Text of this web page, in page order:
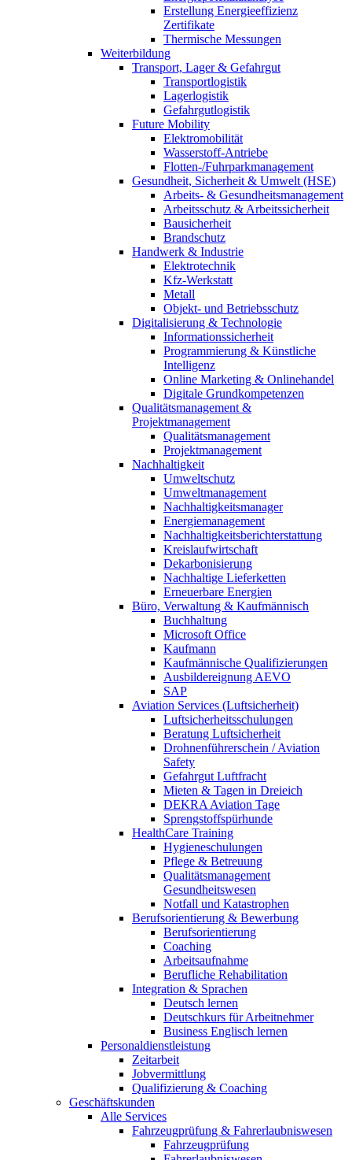
Erstellung Energieeffizienz
Zertifikate
Thermische Messungen
Weiterbildung
Transport, Lager & Gefahrgut
Transportlogistik
Lagerlogistik
Gefahrgutlogistik
Future Mobility
Elektromobilität
Wasserstoff-Antriebe
Flotten-/Fuhrparkmanagement
Gesundheit, Sicherheit & Umwelt (HSE)
Arbeits- & Gesundheitsmanagement
Arbeitsschutz & Arbeitssicherheit
Bausicherheit
Brandschutz
Handwerk & Industrie
Elektrotechnik
Kfz-Werkstatt
Metall
Objekt- und Betriebsschutz
Digitalisierung & Technologie
Informationssicherheit
Programmierung & Künstliche
Intelligenz
Online Marketing & Onlinehandel
Digitale Grundkompetenzen
Qualitätsmanagement &
Projektmanagement
Qualitätsmanagement
Projektmanagement
Nachhaltigkeit
Umweltschutz
Umweltmanagement
Nachhaltigkeitsmanager
Energiemanagement
Nachhaltigkeitsberichterstattung
Kreislaufwirtschaft
Dekarbonisierung
Nachhaltige Lieferketten
Erneuerbare Energien
Büro, Verwaltung & Kaufmännisch
Buchhaltung
Microsoft Office
Kaufmann
Kaufmännische Qualifizierungen
Ausbildereignung AEVO
SAP
Aviation Services (Luftsicherheit)
Luftsicherheitsschulungen
Beratung Luftsicherheit
Drohnenführerschein / Aviation
Safety
Gefahrgut Luftfracht
Mieten & Tagen in Dreieich
DEKRA Aviation Tage
Sprengstoffspürhunde
HealthCare Training
Hygieneschulungen
Pflege & Betreuung
Qualitätsmanagement
Gesundheitswesen
Notfall und Katastrophen
Berufsorientierung & Bewerbung
Berufsorientierung
Coaching
Arbeitsaufnahme
Berufliche Rehabilitation
Integration & Sprachen
Deutsch lernen
Deutschkurs für Arbeitnehmer
Business Englisch lernen
Personaldienstleistung
Zeitarbeit
Jobvermittlung
Qualifizierung & Coaching
Geschäftskunden
Alle Services
Fahrzeugprüfung & Fahrerlaubniswesen
Fahrzeugprüfung